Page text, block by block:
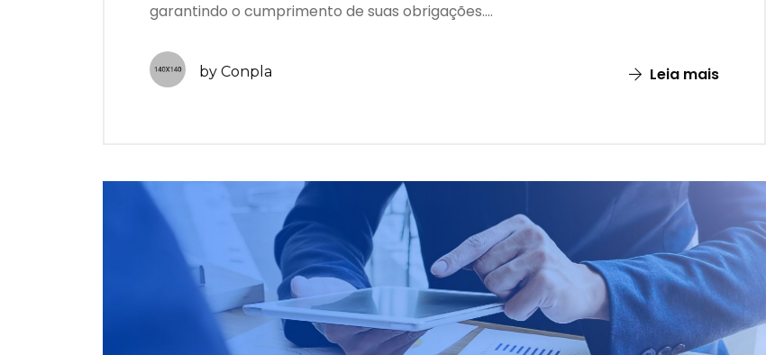
garantindo o cumprimento de suas obrigações....
by Conpla Leia mais